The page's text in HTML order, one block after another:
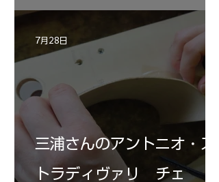
三浦さんのアントニオ・ス
トラディヴァリ チェ
7月28日